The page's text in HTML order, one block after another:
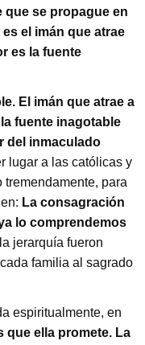
que se propague en
el imán que atrae
es la fuente
El imán que atrae a
fuente inagotable
del inmaculado
lugar a las católicas y
para
La consagración
lo comprendemos
jerarquía fueron
familia al sagrado
espiritualmente, en
que ella promete. La